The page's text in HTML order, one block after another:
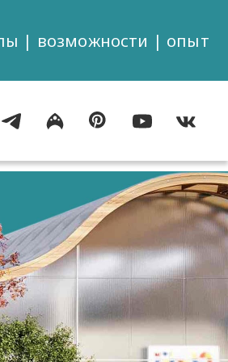
| возможности | опыт